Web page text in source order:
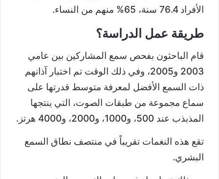
الأفراد 76.4 سنة، 65% منهم من النساء.
طريقة عمل الدراسة؟
قام الباحثون بفحص سمع المشاركين بين عامي
2003 و2005، وفي ذلك الوقت تم اختبار آذانهم
ذات السمع الأفضل لمعرفة متوسط قدرتها على
سماع مجموعة من طبقات الصوت، التي ينتجها
المذبذب عند 500، و1000، و2000، و4000 هرتز.
تقع هذه النغمات تقريباً في منتصف نطاق السمع
البشري.